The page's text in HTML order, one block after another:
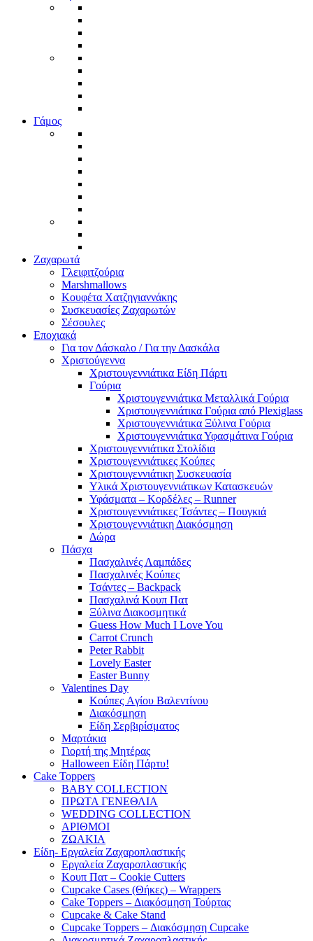
Γάμος
Ζαχαρωτά
Γλειφιτζούρια
Marshmallows
Κουφέτα Χατζηγιαννάκης
Συσκευασίες Ζαχαρωτών
Σέσουλες
Εποχιακά
Για τον Δάσκαλο / Για την Δασκάλα
Χριστούγεννα
Χριστουγεννιάτικα Είδη Πάρτι
Γούρια
Χριστουγεννιάτικα Μεταλλικά Γούρια
Χριστουγεννιάτικα Γούρια από Plexiglass
Χριστουγεννιάτικα Ξύλινα Γούρια
Χριστουγεννιάτικα Υφασμάτινα Γούρια
Χριστουγεννιάτικα Στολίδια
Χριστουγεννιάτικες Κούπες
Χριστουγεννιάτικη Συσκευασία
Υλικά Χριστουγεννιάτικων Κατασκευών
Υφάσματα – Κορδέλες – Runner
Χριστουγεννιάτικες Τσάντες – Πουγκιά
Χριστουγεννιάτικη Διακόσμηση
Δώρα
Πάσχα
Πασχαλινές Λαμπάδες
Πασχαλινές Κούπες
Τσάντες – Backpack
Πασχαλινά Κουπ Πατ
Ξύλινα Διακοσμητικά
Guess How Much I Love You
Carrot Crunch
Peter Rabbit
Lovely Easter
Easter Bunny
Valentines Day
Κούπες Aγίου Βαλεντίνου
Διακόσμηση
Είδη Σερβιρίσματος
Μαρτάκια
Γιορτή της Μητέρας
Halloween Είδη Πάρτυ!
Cake Toppers
BABY COLLECTION
ΠΡΩΤΑ ΓΕΝΕΘΛΙΑ
WEDDING COLLECTION
ΑΡΙΘΜΟΙ
ΖΩΑΚΙΑ
Είδη- Εργαλεία Ζαχαροπλαστικής
Εργαλεία Ζαχαροπλαστικής
Κουπ Πατ – Cookie Cutters
Cupcake Cases (Θήκες) – Wrappers
Cake Toppers – Διακόσμηση Τούρτας
Cupcake & Cake Stand
Cupcake Toppers – Διακόσμηση Cupcake